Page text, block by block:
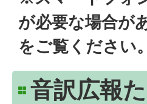
が必要な場合が
をご覧ください。
音訳広報